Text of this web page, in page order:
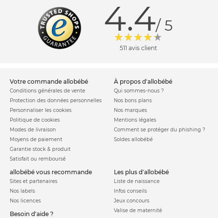
4.4/ 5
511 avis client
votre commande allobébé
Conditions générales de vente
Protection des données personnelles
Personnaliser les cookies
Politique de cookies
Modes de livraison
Moyens de paiement
Garantie stock & produit
Satisfait ou remboursé
à propos d'allobébé
Qui sommes-nous ?
Nos bons plans
Nos marques
Mentions légales
Comment se protéger du phishing ?
Soldes allobébé
allobébé vous recommande
Sites et partenaires
Nos labels
Nos licences
Besoin d'aide ?
les plus d'allobébé
Liste de naissance
Infos conseils
Jeux concours
Valise de maternité